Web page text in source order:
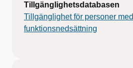
Tillgänglighetsdatabasen
Tillgänglighet för personer med
funktionsnedsättning